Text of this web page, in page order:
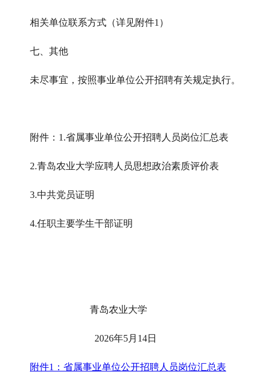
相关单位联系方式（详见附件1）
七、其他
未尽事宜，按照事业单位公开招聘有关规定执行。
附件 ： 1.省属事业单位公开招聘人员岗位汇总表
2.青岛农业大学应聘人员思想政治素质评价表
3.中共党员证明
4.任职主要学生干部证明
青岛农业大学
2026年5月14日
附件1：省属事业单位公开招聘人员岗位汇总表